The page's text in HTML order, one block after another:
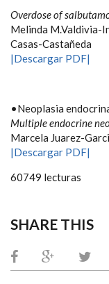
Overdose of
Melinda M.Valdivia-
Casas-Castañeda
|Descargar PDF|
•Neoplasia
Multiple endocrine
Marcela Juarez-
|Descargar PDF|
60749 lecturas
SHARE THIS